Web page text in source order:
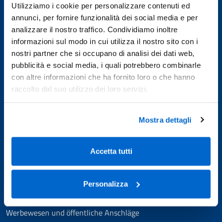
Utilizziamo i cookie per personalizzare contenuti ed
annunci, per fornire funzionalità dei social media e per
analizzare il nostro traffico. Condividiamo inoltre
informazioni sul modo in cui utilizza il nostro sito con i
nostri partner che si occupano di analisi dei dati web,
pubblicità e social media, i quali potrebbero combinarle
con altre informazioni che ha fornito loro o che hanno
raccolto dal suo utilizzo dei loro servizi.
Mostra dettagli
Accetta tutti
Personalizza
C.F./P.IVA:02391510266
Abaco
Über uns
Website
Grundsteuer
Abfallentsorgung
Nutzung öffentlicher Flächen
Werbewesen und öffentliche Anschläge